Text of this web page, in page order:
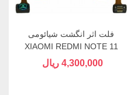
فلت اثر انگشت شیائومی
XIAOMI REDMI NOTE 11
PRO (4G),X4PRO
4,300,000 ریال